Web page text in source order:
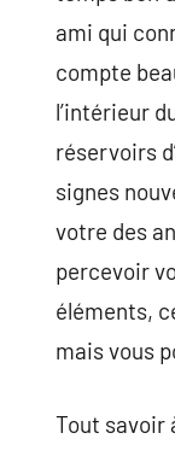
ami qui
compte
l’intérieur
réservoirs
signes
votre des
percevoir
éléments,
mais vous
Tout savoir